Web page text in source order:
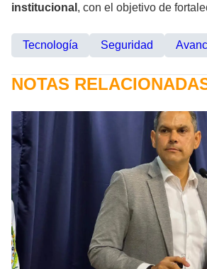
institucional , con el objetivo de
Tecnología Seguridad
NOTAS